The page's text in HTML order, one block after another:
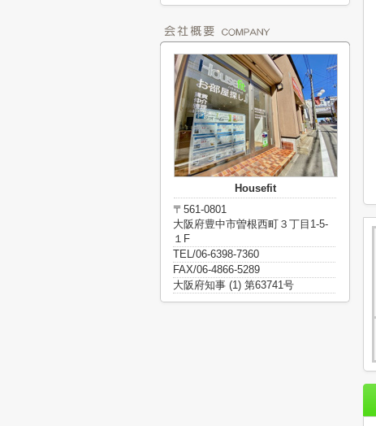
Housefit
〒561-0801
大阪府豊中市曽根西町３丁目1-5-
１F
TEL/06-6398-7360
FAX/06-4866-5289
大阪府知事 (1) 第63741号